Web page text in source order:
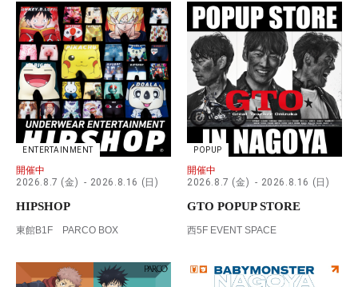
ENTERTAINMENT
開催中
2026.8.7 (金)
2026.8.16 (日)
HIPSHOP
東館B1F PARCO BOX
POPUP
開催中
2026.8.7 (金)
2026.8.16 (日)
GTO POPUP STORE
西5F EVENT SPACE